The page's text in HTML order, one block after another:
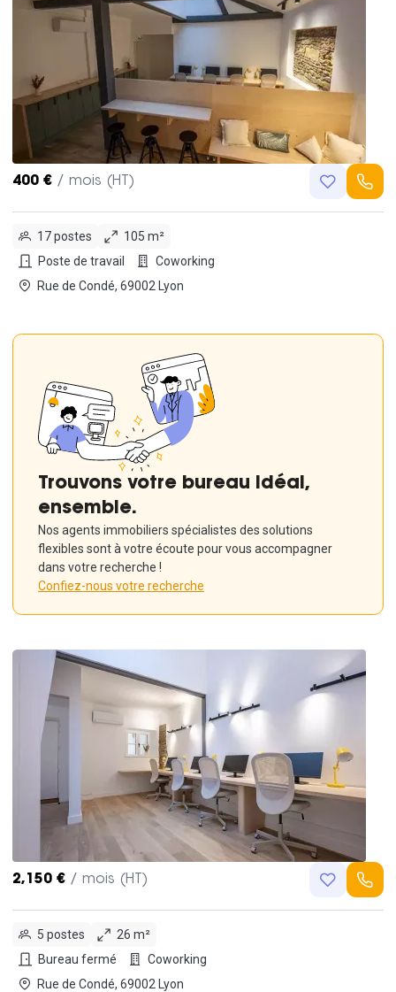
400 € / mois (HT)
17 postes
105 m²
Poste de travail
Coworking
Rue de Condé, 69002 Lyon
Trouvons votre bureau idéal,
ensemble.
Nos agents immobiliers spécialistes des solutions
flexibles sont à votre écoute pour vous accompagner
dans votre recherche !
Confiez-nous votre recherche
2,150 € / mois (HT)
5 postes
26 m²
Bureau fermé
Coworking
Rue de Condé, 69002 Lyon